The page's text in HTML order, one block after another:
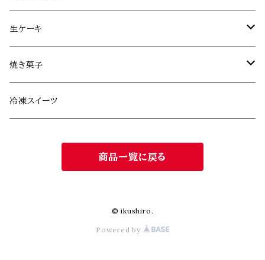
生ケーキ
生ケーキ定期便
生ケーキ（全1回）
焼き菓子
お菓子缶シリーズ
冷凍スイーツ
商品一覧に戻る
© ikushiro.
Powered by